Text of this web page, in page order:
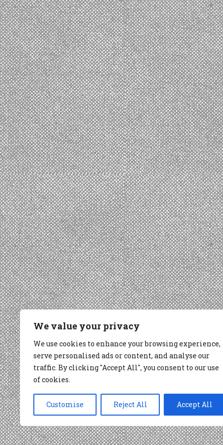
We value your privacy
We use cookies to enhance your browsing experience,
serve personalised ads or content, and analyse our
traffic. By clicking "Accept All", you consent to our use
of cookies.
Customise Reject All Accept All